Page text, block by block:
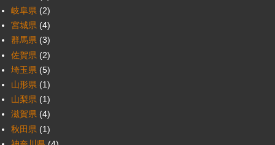
岐阜県 (2)
宮城県 (4)
群馬県 (3)
佐賀県 (2)
埼玉県 (5)
山形県 (1)
山梨県 (1)
滋賀県 (4)
秋田県 (1)